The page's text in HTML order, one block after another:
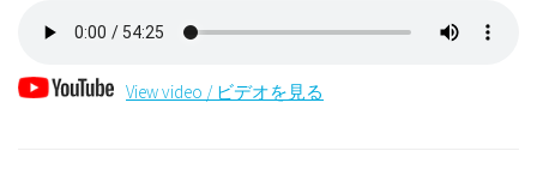
View video / ビデオを見る